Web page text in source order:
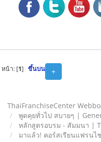
+
หน้า: [1] ขึ้นบน
ThaiFranchiseCenter
พูดคุยทั่วไป สบายๆ |
หลักสูตรอบรม - สัมมนา |
มาแล้ว! คอร์สเรียนแฟรนไ